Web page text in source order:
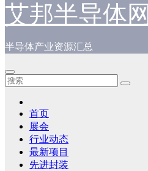
艾邦半导体网
半导体产业资源汇总
首页
展会
行业动态
最新项目
先进封装